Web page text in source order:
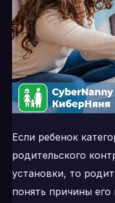
Если ребенок
родительского
установки, то
понять причины